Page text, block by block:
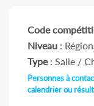
Code
Niveau :
Type: Salle /
Personnes à
calendrier ou